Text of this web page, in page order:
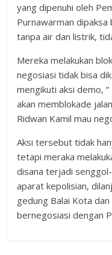
yang dipenuhi oleh
Purnawarman dipaksa
tanpa air dan listrik,
Mereka melakukan
negosiasi tidak bisa
mengikuti aksi demo,
akan memblokade
Ridwan Kamil mau
Aksi tersebut tidak
tetapi meraka
disana terjadi
aparat kepolisian,
gedung Balai Kota
bernegosiasi dengan